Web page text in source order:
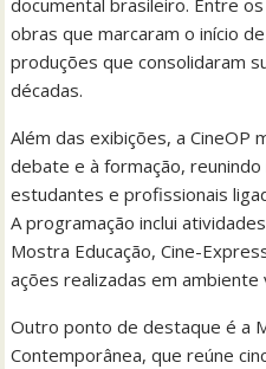
documental brasileiro. Entre
obras que marcaram o início
produções que consolidaram
décadas.
Além das exibições, a CineOP
debate e à formação,
estudantes e profissionais
A programação inclui
Mostra Educação, Cine-
ações realizadas em ambiente
Outro ponto de destaque é a
Contemporânea, que reúne